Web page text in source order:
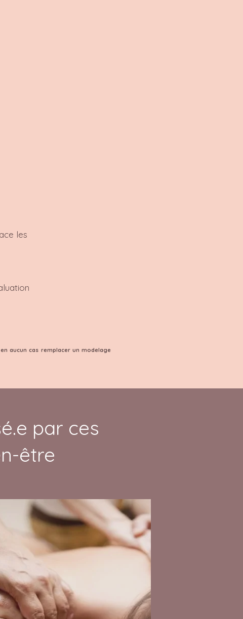
les
aucun cas remplacer un modelage
par ces
être